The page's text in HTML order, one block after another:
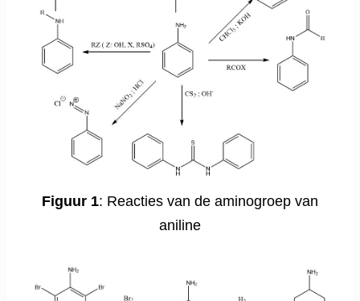
Figuur 1: Reacties van de aminogroep van
aniline